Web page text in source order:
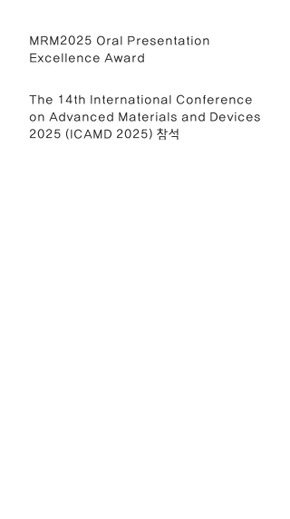
MRM2025 Oral Presentation
Excellence Award
The 14th International Conference
on Advanced Materials and Devices
2025 (ICAMD 2025) 참석